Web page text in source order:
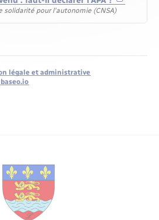
solidarité pour l'autonomie (CNSA)
légale et administrative
baseo.io